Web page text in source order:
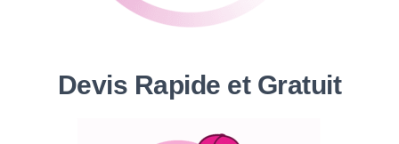
Devis Rapide et Gratuit